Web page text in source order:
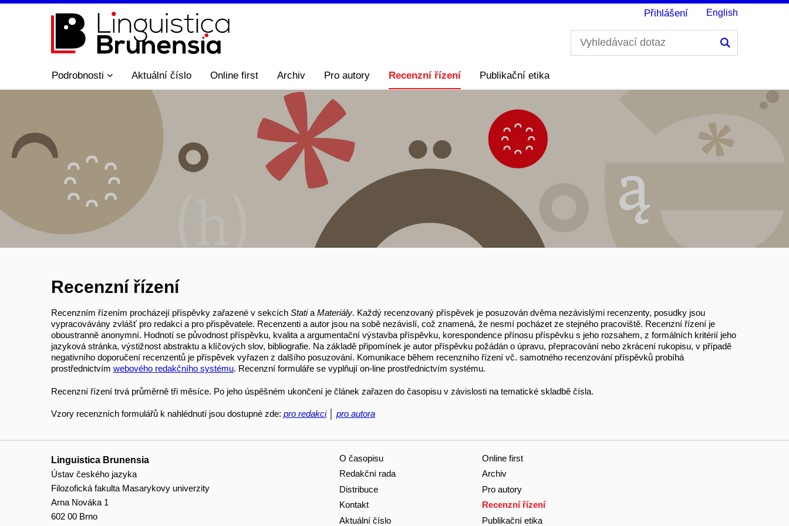
Přihlášení English
Podrobnosti Aktuální číslo Online first Archiv Pro autory Recenzní řízení Publikační etika
Recenzní řízení
Recenzním řízením procházejí příspěvky zařazené v sekcích Statia Materiály. Každý recenzovaný příspěvek je posuzován dvěma nezávislými recenzenty, posudky jsou
vypracovávány zvlášť pro redakci a pro přispěvatele. Recenzenti a autor jsou na sobě nezávislí, což znamená, že nesmí pocházet ze stejného pracoviště. Recenzní řízení je
oboustranně anonymní. Hodnotí se původnost příspěvku, kvalita a argumentační výstavba příspěvku, korespondence přínosu příspěvku s jeho rozsahem, z formálních kritérií jeho
jazyková stránka, výstižnost abstraktu a klíčových slov, bibliografie. Na základě připomínek je autor příspěvku požádán o úpravu, přepracování nebo zkrácení rukopisu, v případě
negativního doporučení recenzentů je příspěvek vyřazen z dalšího posuzování. Komunikace během recenzního řízení vč. samotného recenzování příspěvků probíhá
prostřednictvím webového redakčního systému. Recenzní formuláře se vyplňují on-line prostřednictvím systému.
Recenzní řízení trvá průměrně tři měsíce. Po jeho úspěšném ukončení je článek zařazen do časopisu v závislosti na tematické skladbě čísla.
Vzory recenzních formulářů k nahlédnutí jsou dostupné zde: pro redakci│ pro autora
Linguistica Brunensia
Ústav českého jazyka
Filozofická fakulta Masarykovy univerzity
Arna Nováka 1
602 00 Brno
O časopisu
Redakční rada
Distribuce
Kontakt
Aktuální číslo
Online first
Archiv
Pro autory
Recenzní řízení
Publikační etika